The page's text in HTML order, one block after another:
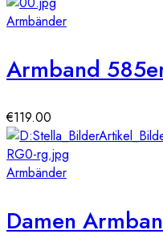
Armbänder
€119.00
Armbänder